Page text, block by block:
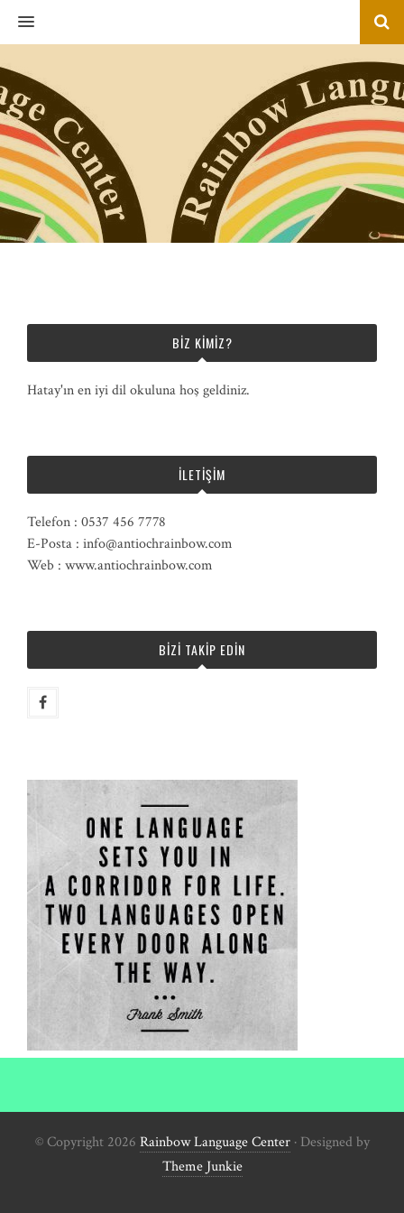
MENU
BIZ KIMIZ?
Hatay'ın en iyi dil okuluna hoş geldiniz.
İLETIŞIM
Telefon : 0537 456 7778
E-Posta : info@antiochrainbow.com
Web : www.antiochrainbow.com
BIZI TAKIP EDIN
© Copyright 2026 Rainbow Language Center· Designed by
Theme Junkie